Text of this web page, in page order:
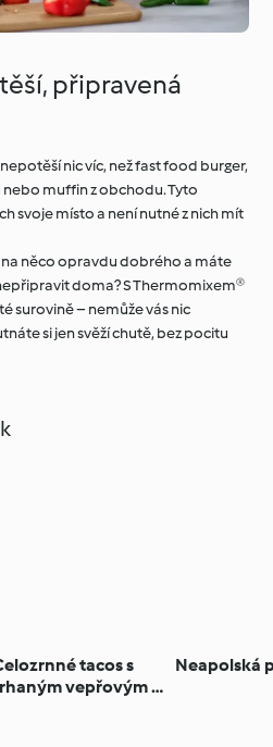
připravená
nic víc, než fast food burger,
nebo muffin z obchodu. Tyto
svoje místo a není nutné z nich mít
něco opravdu dobrého a máte
doma? S Thermomixem®
surovině – nemůže vás nic
si jen svěží chutě, bez pocitu
tacos s
vepřovým v
Neapolská